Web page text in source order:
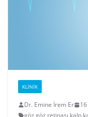
KLINIK
Dr. Emine İrem Er